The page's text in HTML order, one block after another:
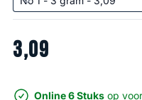
3,09
Online 6 Stuks op